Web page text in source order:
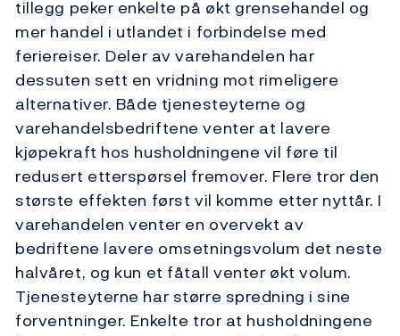
tillegg peker enkelte på økt grensehandel og
mer handel i utlandet i forbindelse med
feriereiser. Deler av varehandelen har
dessuten sett en vridning mot rimeligere
alternativer. Både tjenesteyterne og
varehandelsbedriftene venter at lavere
kjøpekraft hos husholdningene vil føre til
redusert etterspørsel fremover. Flere tror den
største effekten først vil komme etter nyttår. I
varehandelen venter en overvekt av
bedriftene lavere omsetningsvolum det neste
halvåret, og kun et fåtall venter økt volum.
Tjenesteyterne har større spredning i sine
forventninger. Enkelte tror at husholdningene